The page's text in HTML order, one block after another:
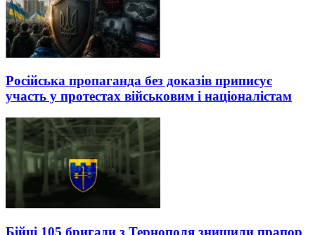
Російська пропаганда без доказів приписує
участь у протестах військовим і націоналістам
Бійці 105 бригади з Тернополя знищили прапор